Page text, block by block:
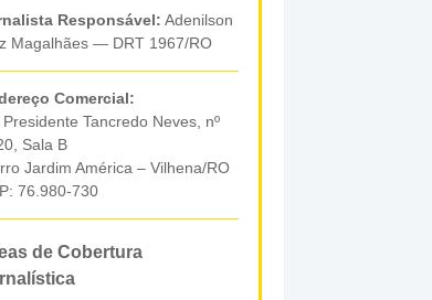
Responsável: Adenilson
Magalhães — DRT 1967/RO
Comercial:
Presidente Tancredo Neves, nº
Sala B
Jardim América – Vilhena/RO
76.980-730
de Cobertura